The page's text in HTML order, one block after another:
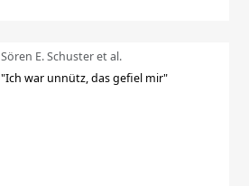
Sören E. Schuster et al.
"Ich war unnütz, das gefiel mir"